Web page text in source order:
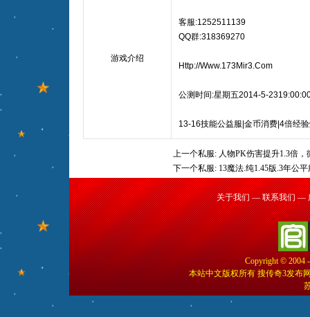
游戏介绍
客服:1252511139
QQ群:318369270
Http://Www.173Mir3.Com
公测时间:星期五2014-5-
13-16技能公益服|金币消费|4倍经
上一个私服: 人物PK伤害提升1.3倍，
下一个私服: 13魔法.纯1.45版.3年公平
关于我们 — 联系我们 —
Copyright © 2004
本站中文版权所有 搜传奇3发布